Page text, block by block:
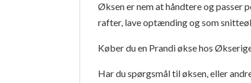
Øksen er nem at håndtere og passer
rafter, lave optænding og som
Køber du en Prandi økse hos
Har du spørgsmål til øksen, eller